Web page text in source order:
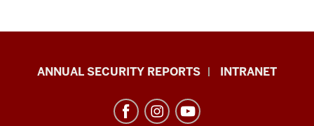
Office
International
ANNUAL SECURITY REPORTS INTRANET